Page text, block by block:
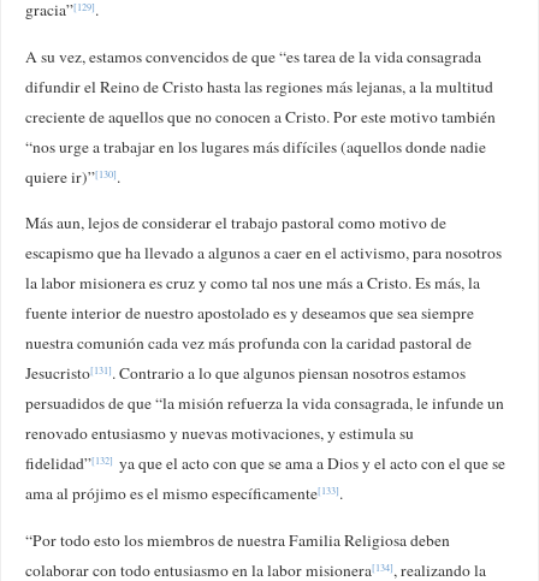
gracia”[129].
A su vez, estamos convencidos de que “es tarea de la vida consagrada
difundir el Reino de Cristo hasta las regiones más lejanas, a la multitud
creciente de aquellos que no conocen a Cristo. Por este motivo también
“nos urge a trabajar en los lugares más difíciles (aquellos donde nadie
quiere ir)”[130].
Más aun, lejos de considerar el trabajo pastoral como motivo de
escapismo que ha llevado a algunos a caer en el activismo, para nosotros
la labor misionera es cruz y como tal nos une más a Cristo. Es más, la
fuente interior de nuestro apostolado es y deseamos que sea siempre
nuestra comunión cada vez más profunda con la caridad pastoral de
Jesucristo[131]. Contrario a lo que algunos piensan nosotros estamos
persuadidos de que “la misión refuerza la vida consagrada, le infunde un
renovado entusiasmo y nuevas motivaciones, y estimula su
fidelidad”[132] ya que el acto con que se ama a Dios y el acto con el que se
ama al prójimo es el mismo específicamente[133].
“Por todo esto los miembros de nuestra Familia Religiosa deben
colaborar con todo entusiasmo en la labor misionera[134], realizando la